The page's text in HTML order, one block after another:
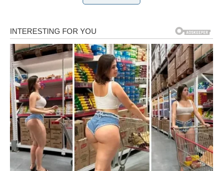
Ova poruka neće riješiti samo jednu situaciju.
Ona će pokrenuti niz događaja koji vode prema većem
zadovoljstvu, većem miru i mnogo ljepšim danima.
Ponekad je dovoljan jedan odgovor da promijeni
raspoloženje za cijeli mjesec.
A upravo to se sada događa vama.